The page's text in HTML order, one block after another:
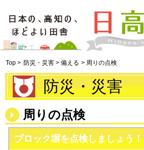
Top > 防災・災害 > 備える > 周りの点検
防災・災害
周りの点検
ブロック塀を点検しましょう！